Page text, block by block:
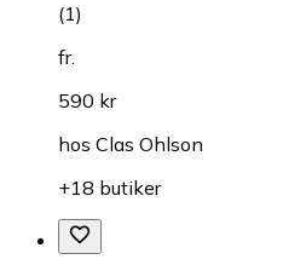
(1)
fr.
590 kr
hos Clas Ohlson
+18 butiker